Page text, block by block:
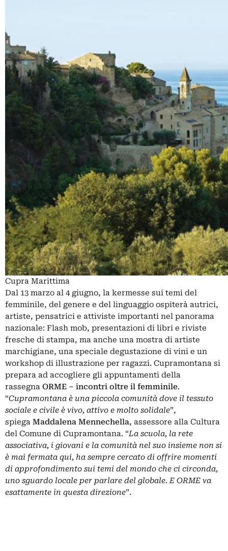
Cupra Marittima
Dal 13 marzo al 4 giugno, la kermesse sui temi del
femminile, del genere e del linguaggio ospiterà autrici,
artiste, pensatrici e attiviste importanti nel panorama
nazionale: Flash mob, presentazioni di libri e riviste
fresche di stampa, ma anche una mostra di artiste
marchigiane, una speciale degustazione di vini e un
workshop di illustrazione per ragazzi. Cupramontana si
prepara ad accogliere gli appuntamenti della
rassegna ORME – incontri oltre il femminile.
“Cupramontana è una piccola comunità dove il tessuto
sociale e civile è vivo, attivo e molto solidale”,
spiega Maddalena Mennechella, assessore alla Cultura
del Comune di Cupramontana. “La scuola, la rete
associativa, i giovani e la comunità nel suo insieme non si
è mai fermata qui, ha sempre cercato di offrire momenti
di approfondimento sui temi del mondo che ci circonda,
uno sguardo locale per parlare del globale. E ORME va
esattamente in questa direzione”.